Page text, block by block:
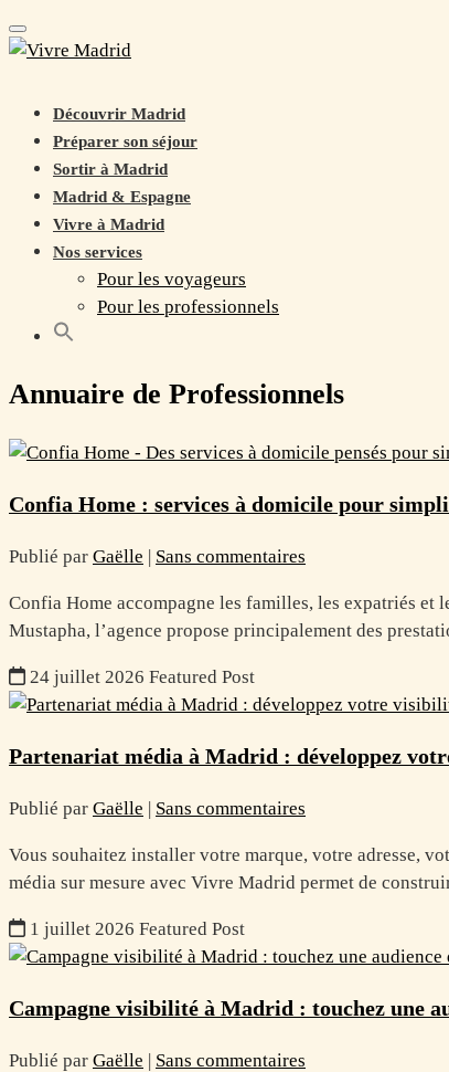
Toggle navigation
Découvrir Madrid
Préparer son séjour
Sortir à Madrid
Madrid & Espagne
Vivre à Madrid
Nos services
Pour les voyageurs
Pour les professionnels
Annuaire de Professionnels
Confia Home : services à domicile pour
Publié par Gaëlle | Sans commentaires
Confia Home accompagne les familles, les expatriés et
Mustapha, l’agence propose principalement des
24 juillet 2026 Featured Post
Partenariat média à Madrid : développez
Publié par Gaëlle | Sans commentaires
Vous souhaitez installer votre marque, votre adresse,
média sur mesure avec Vivre Madrid permet de
1 juillet 2026 Featured Post
Campagne visibilité à Madrid : touchez une
Publié par Gaëlle | Sans commentaires